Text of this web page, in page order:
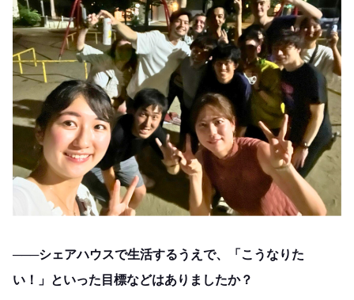
───シェアハウスで生活するうえで、「こうなりた
い！」といった目標などはありましたか？